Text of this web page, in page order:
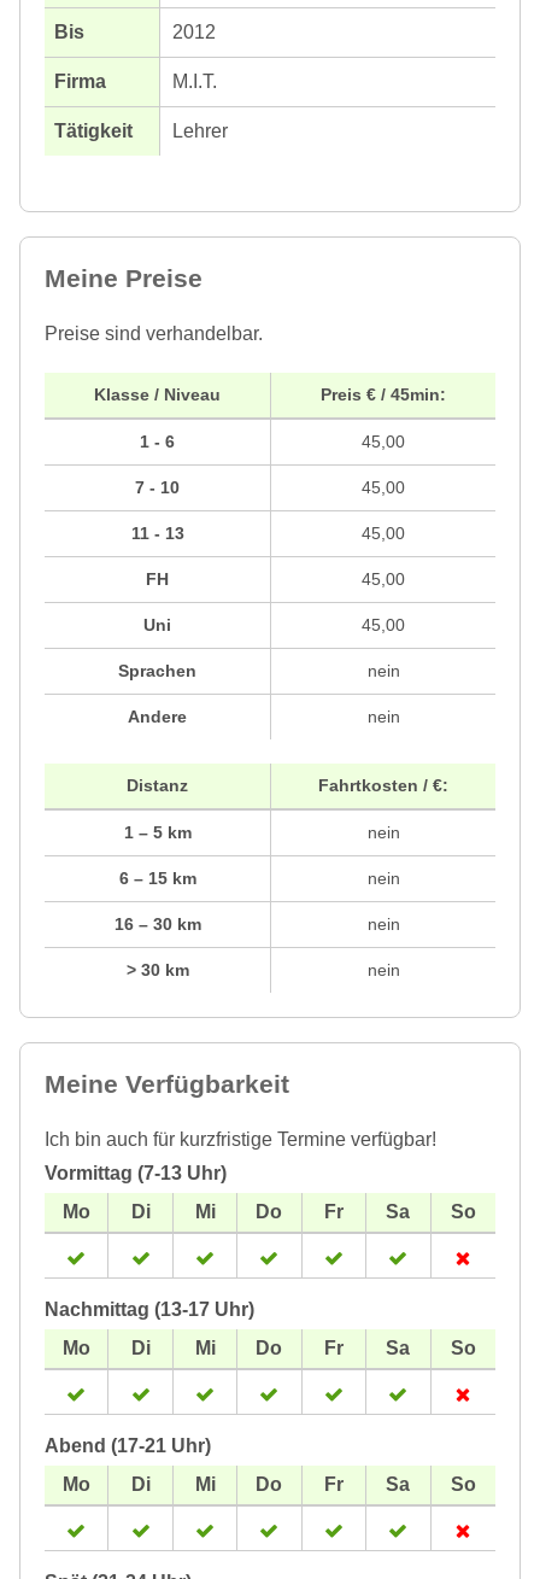
2012
M.I.T.
Lehrer
Meine Preise
Preise sind verhandelbar.
Klasse / Niveau
1 - 6
7 - 10
11 - 13
FH
Uni
Sprachen
Andere
Preis € / 45min:
45,00
45,00
45,00
45,00
45,00
nein
nein
Distanz
1 – 5 km
6 – 15 km
16 – 30 km
> 30 km
Fahrtkosten / €:
nein
nein
nein
nein
Meine Verfügbarkeit
Ich bin auch für kurzfristige Termine verfügbar!
Vormittag (7-13 Uhr)
Nachmittag (13-17 Uhr)
Abend (17-21 Uhr)